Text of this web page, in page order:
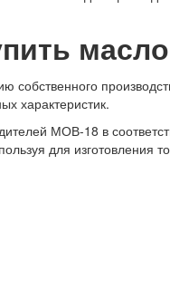
характеристик.
МОВ-18 в
для